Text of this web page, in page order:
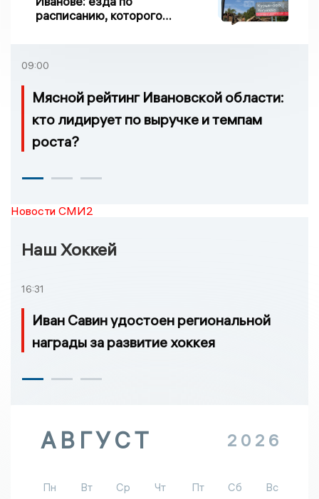
расписанию, которого
09:00
Мясной рейтинг Ивановской области:
кто лидирует по выручке и темпам
роста?
Новости СМИ2
Наш Хоккей
16:31
Иван Савин удостоен региональной
награды за развитие хоккея
АВГУСТ 2026
Пн Вт Ср Чт Пт Сб
Вс